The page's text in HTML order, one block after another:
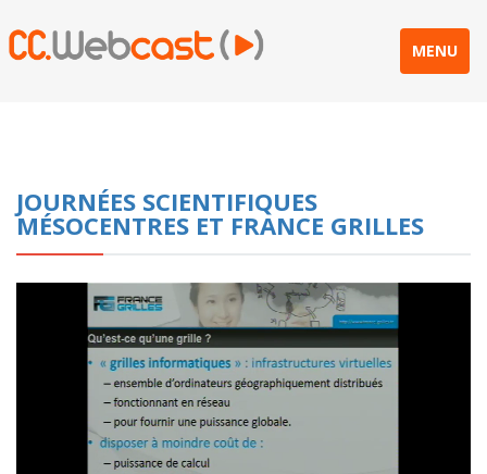
MENU
JOURNÉES SCIENTIFIQUES
MÉSOCENTRES ET FRANCE GRILLES